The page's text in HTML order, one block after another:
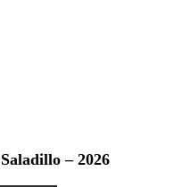
– 2026